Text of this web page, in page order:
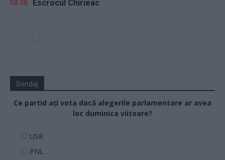
08.38 Escrocul Chirieac
Sondaj
Ce partid ați vota dacă alegerile parlamentare ar avea
loc duminica viitoare?
USR
PNL